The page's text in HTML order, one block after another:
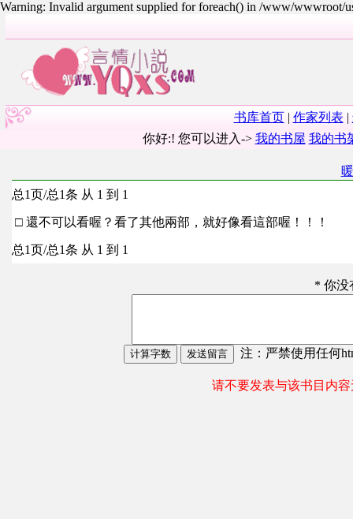
Warning: Invalid argument supplied for foreach() in /www/wwwroot/
书库首页| 作家列表 |
你好:! 您可以进入-> 我的书屋 我的书
总1页/总1条 从 1 到 1
□ 還不可以看喔？看了其他兩部，就好像看這部喔！！！
总1页/总1条 从 1 到 1
* 你没
注：严禁使用任何
请不要发表与该书目内